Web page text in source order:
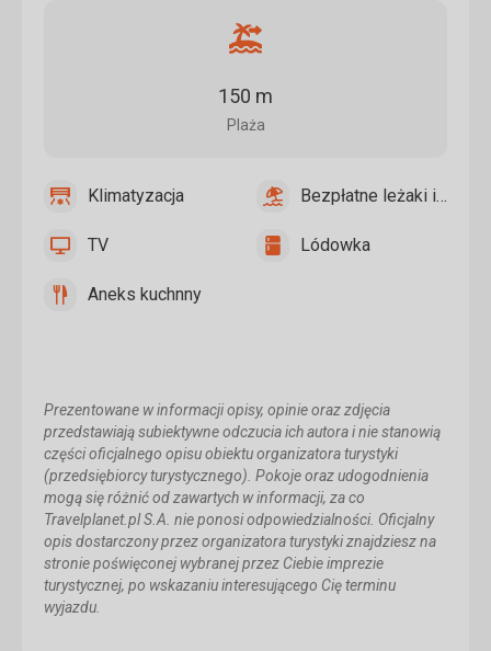
Prezentowane w informacji opisy, opinie oraz zdjęcia
przedstawiają subiektywne odczucia ich autora i nie stanowią
części oficjalnego opisu obiektu organizatora turystyki
(przedsiębiorcy turystycznego). Pokoje oraz udogodnienia
mogą się różnić od zawartych w informacji, za co
Travelplanet.pl S.A. nie ponosi odpowiedzialności. Oficjalny
opis dostarczony przez organizatora turystyki znajdziesz na
stronie poświęconej wybranej przez Ciebie imprezie
turystycznej, po wskazaniu interesującego Cię terminu
wyjazdu.
Odległość
plaży
Plaża
150 m
Klimatyzacja
Klimatyzacja
tak
Bezpłatne
i
Bezpłatne leżaki i
tak
TV TV
tak LódowkaLódowka
tak
AneksAneks kuchnny
tak